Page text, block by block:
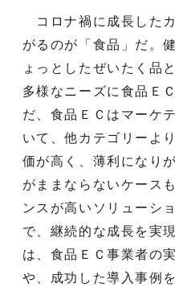
コロナ禍に成長した
がるのが「食品」だ。
ょっとしたぜいたく品
多様なニーズに食品Ｅ
だ、食品ＥＣはマーケ
いて、他カテゴリーよ
価が高く、薄利になり
がままならないケース
ンスが高いソリューシ
で、継続的な成長を実
は、食品ＥＣ事業者の
や、成功した導入事例